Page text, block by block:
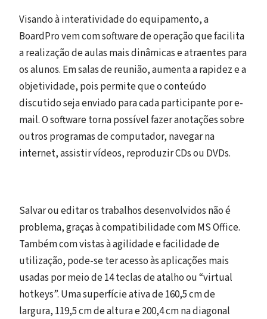
Visando à interatividade do equipamento, a
BoardPro vem com software de operação que facilita
a realização de aulas mais dinâmicas e atraentes para
os alunos. Em salas de reunião, aumenta a rapidez e a
objetividade, pois permite que o conteúdo
discutido seja enviado para cada participante por e-
mail. O software torna possível fazer anotações sobre
outros programas de computador, navegar na
internet, assistir vídeos, reproduzir CDs ou DVDs.
Salvar ou editar os trabalhos desenvolvidos não é
problema, graças à compatibilidade com MS Office.
Também com vistas à agilidade e facilidade de
utilização, pode-se ter acesso às aplicações mais
usadas por meio de 14 teclas de atalho ou “virtual
hotkeys”. Uma superfície ativa de 160,5 cm de
largura, 119,5 cm de altura e 200,4 cm na diagonal